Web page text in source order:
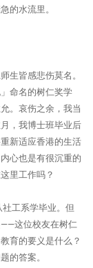
的水流里。
生皆感悲伤莫名。
命名的树仁奖学
。哀伤之余，我当
，我博士班毕业后
新适应香港的生活
心也是有很沉重的
里工作吗？
工系学毕业。但
——这位校友在树仁
育的要义是什么？
的答案。